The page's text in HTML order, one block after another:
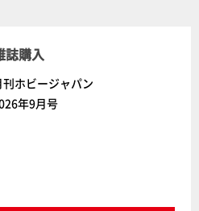
誌購入
刊ホビージャパン
年9月号